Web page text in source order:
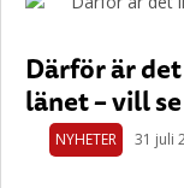
Därför är
länet – vill
NYHETER 31 juli